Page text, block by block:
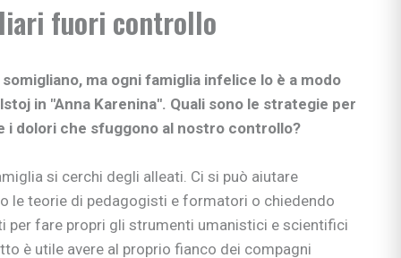
fuori controllo
ma ogni famiglia infelice lo è a modo
in "Anna Karenina". Quali sono le strategie per
i dolori che sfuggono al nostro controllo?
si cerchi degli alleati. Ci si può aiutare
le teorie di pedagogisti e formatori o chiedendo
per fare propri gli strumenti umanistici e scientifici
è utile avere al proprio fianco dei compagni